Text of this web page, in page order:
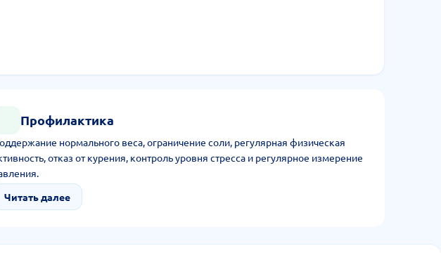
Профилактика
нормального веса, ограничение соли, регулярная физическая
отказ от курения, контроль уровня стресса и регулярное измерение
Читать далее